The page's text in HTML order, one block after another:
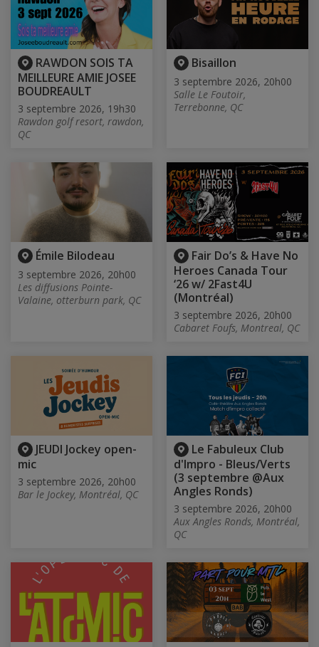
RAWDON SOIS TA
MEILLEURE AMIE JOSEE
BOUDREAULT
3 septembre 2026, 19h30
Rawdon golf resort, rawdon,
QC
Bisaillon
3 septembre 2026, 20h00
Salle Le Foutoir,
Terrebonne, QC
Émile Bilodeau
3 septembre 2026, 20h00
Les diffusions Pointe-
Valaine, otterburn park, QC
Fair Do’s & Have No
Heroes Canada Tour
‘26 w/ 2Fast4U
(Montréal)
3 septembre 2026, 20h00
Cabaret Foufs, Montreal, QC
JEUDI Jockey open-
mic
3 septembre 2026, 20h00
Bar le Jockey, Montréal, QC
Le Fabuleux Club
d'Impro - Bleus/Verts
(3 septembre @Aux
Angles Ronds)
3 septembre 2026, 20h00
Aux Angles Ronds, Montréal,
QC